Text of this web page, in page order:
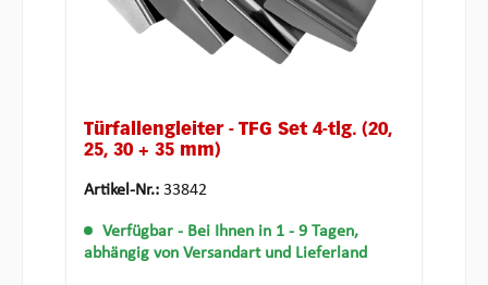
Türfallengleiter - TFG Set 4-tlg. (20,
25, 30 + 35 mm)
Artikel-Nr.: 33842
Verfügbar - Bei Ihnen in 1 - 9 Tagen,
abhängig von Versandart und Lieferland